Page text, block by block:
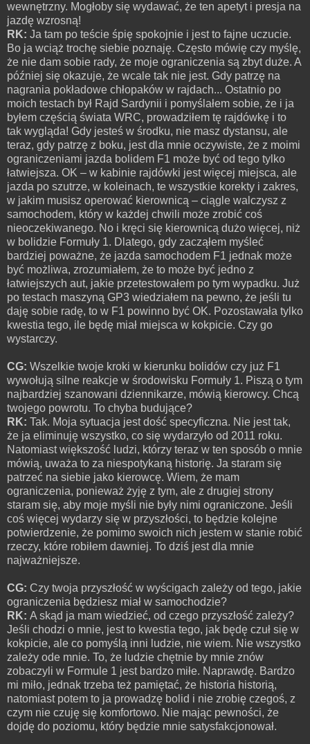
wewnętrzny. Mogłoby się wydawać, że ten apetyt i presja na
jazdę wzrosną!
RK: Ja tam po teście śpię spokojnie i jest to fajne uczucie.
Bo ja wciąż trochę siebie poznaję. Często mówię czy myślę,
że nie dam sobie rady, że moje ograniczenia są zbyt duże. A
później się okazuje, że wcale tak nie jest. Gdy patrzę na
nagrania pokładowe chłopaków w rajdach... Ostatnio po
moich testach był Rajd Sardynii i pomyślałem sobie, że i ja
byłem częścią świata WRC, prowadziłem tę rajdówkę i to
tak wygląda! Gdy jesteś w środku, nie masz dystansu, ale
teraz, gdy patrzę z boku, jest dla mnie oczywiste, że z moimi
ograniczeniami jazda bolidem F1 może być od tego tylko
łatwiejsza. OK – w kabinie rajdówki jest więcej miejsca, ale
jazda po szutrze, w koleinach, te wszystkie korekty i zakres,
w jakim musisz operować kierownicą – ciągle walczysz z
samochodem, który w każdej chwili może zrobić coś
nieoczekiwanego. No i kręci się kierownicą dużo więcej, niż
w bolidzie Formuły 1. Dlatego, gdy zacząłem myśleć
bardziej poważne, że jazda samochodem F1 jednak może
być możliwa, zrozumiałem, że to może być jedno z
łatwiejszych aut, jakie przetestowałem po tym wypadku. Już
po testach maszyną GP3 wiedziałem na pewno, że jeśli tu
daję sobie radę, to w F1 powinno być OK. Pozostawała tylko
kwestia tego, ile będę miał miejsca w kokpicie. Czy go
wystarczy.
CG: Wszelkie twoje kroki w kierunku bolidów czy już F1
wywołują silne reakcje w środowisku Formuły 1. Piszą o tym
najbardziej szanowani dziennikarze, mówią kierowcy. Chcą
twojego powrotu. To chyba budujące?
RK: Tak. Moja sytuacja jest dość specyficzna. Nie jest tak,
że ja eliminuję wszystko, co się wydarzyło od 2011 roku.
Natomiast większość ludzi, którzy teraz w ten sposób o mnie
mówią, uważa to za niespotykaną historię. Ja staram się
patrzeć na siebie jako kierowcę. Wiem, że mam
ograniczenia, ponieważ żyję z tym, ale z drugiej strony
staram się, aby moje myśli nie były nimi ograniczone. Jeśli
coś więcej wydarzy się w przyszłości, to będzie kolejne
potwierdzenie, że pomimo swoich nich jestem w stanie robić
rzeczy, które robiłem dawniej. To dziś jest dla mnie
najważniejsze.
CG: Czy twoja przyszłość w wyścigach zależy od tego, jakie
ograniczenia będziesz miał w samochodzie?
RK: A skąd ja mam wiedzieć, od czego przyszłość zależy?
Jeśli chodzi o mnie, jest to kwestia tego, jak będę czuł się w
kokpicie, ale co pomyślą inni ludzie, nie wiem. Nie wszystko
zależy ode mnie. To, że ludzie chętnie by mnie znów
zobaczyli w Formule 1 jest bardzo miłe. Naprawdę. Bardzo
mi miło, jednak trzeba też pamiętać, że historia historią,
natomiast potem to ja prowadzę bolid i nie zrobię czegoś, z
czym nie czuję się komfortowo. Nie mając pewności, że
dojdę do poziomu, który będzie mnie satysfakcjonował.